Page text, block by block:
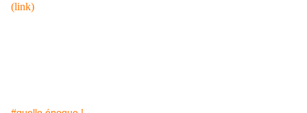
(link)